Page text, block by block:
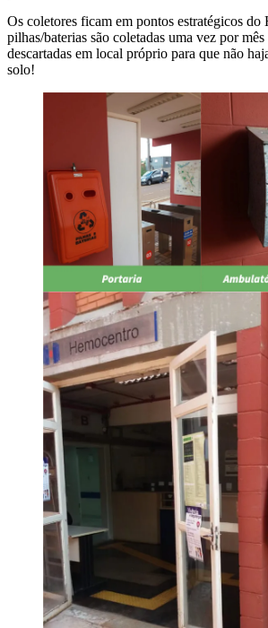
Os coletores ficam em pontos estratégicos do
pilhas/baterias são coletadas uma vez por
descartadas em local próprio para que não
solo!